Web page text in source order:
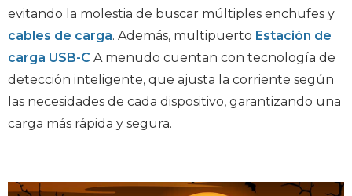
evitando la molestia de buscar múltiples enchufes y
cables de carga. Además, multipuerto Estación de
carga USB-C A menudo cuentan con tecnología de
detección inteligente, que ajusta la corriente según
las necesidades de cada dispositivo, garantizando una
carga más rápida y segura.